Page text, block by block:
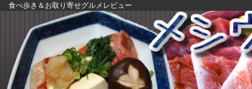
食べ歩き＆お取り寄せグルメレビュー